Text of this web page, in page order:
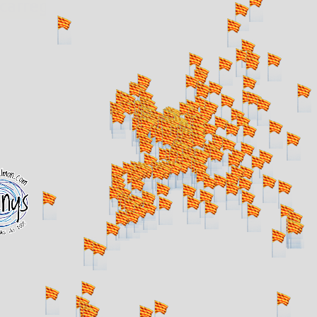
484 webs... un moment si us